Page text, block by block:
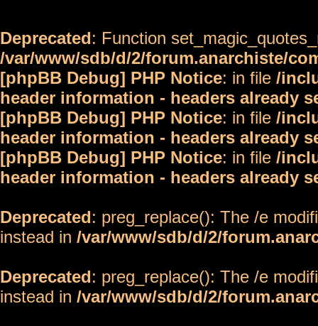
Deprecated: Function
/var/www/sdb/d/2/forum.anarchiste/
[phpBB Debug] PHP Notice: in file /
header information - headers already
[phpBB Debug] PHP Notice: in file /
header information - headers already
[phpBB Debug] PHP Notice: in file /
header information - headers already
Deprecated: preg_replace(): The /e
instead in /var/www/sdb/d/2/
Deprecated: preg_replace(): The /e
instead in /var/www/sdb/d/2/